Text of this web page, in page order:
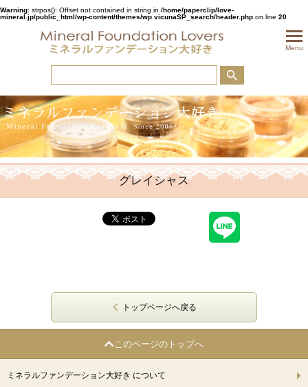
Warning: strpos(): Offset not contained in string in /home/paperclip/love-
mineral.jp/public_html/wp-content/themes/wp vicunaSP_search/header.php on line 20
Menu
グレイシャス
トップページへ戻る
このページのトップへ
ミネラルファンデーション大好き について